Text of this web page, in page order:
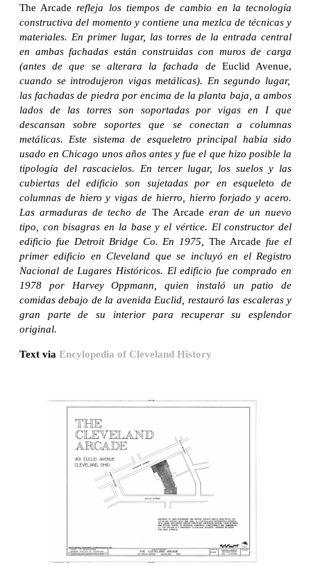
The Arcaderefleja los tiempos de cambio en la tecnología
constructiva del momento y contiene una mezlca de técnicas y
materiales. En primer lugar, las torres de la entrada central
en ambas fachadas están construidas con muros de carga
(antes de que se alterara la fachada de Euclid Avenue,
cuando se introdujeron vigas metálicas). En segundo lugar,
las fachadas de piedra por encima de la planta baja, a ambos
lados de las torres son soportadas por vigas en I que
descansan sobre soportes que se conectan a columnas
metálicas. Este sistema de esqueletro principal había sido
usado en Chicago unos años antes y fue el que hizo posible la
tipología del rascacielos. En tercer lugar, los suelos y las
cubiertas del edificio son sujetadas por en esqueleto de
columnas de hiero y vigas de hierro, hierro forjado y acero.
Las armaduras de techo de The Arcade eran de un nuevo
tipo, con bisagras en la base y el vértice. El constructor del
edificio fue Detroit Bridge Co. En 1975,The Arcade fue el
primer edificio en Cleveland que se incluyó en el Registro
Nacional de Lugares Históricos. El edificio fue comprado en
1978 por Harvey Oppmann, quien instaló un patio de
comidas debajo de la avenida Euclid, restauró las escaleras y
gran parte de su interior para recuperar su esplendor
original.
Text via Encylopedia of Cleveland History